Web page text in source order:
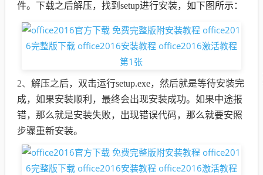
件。下载之后解压，找到setup进行安装，如下图所示：
2、 解压之后，双击运行setup.exe，然后就是等待安装完
成，如果安装顺利，最终会出现安装成功。如果中途报
错，那么就是安装失败，出现错误代码，那么就要安照
步骤重新安装。